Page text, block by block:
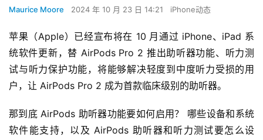
Maurice Moore 2024 年 10 月 23 日 14:21 iPhone动态
苹果（Apple）已经宣布将在 10 月通过 iPhone、iPad 系
统软件更新，替 AirPods Pro 2 推出助听器功能、听力测
试与听力保护功能，将能够解决轻度到中度听力受损的用
户，让 AirPods Pro 2 成为首款临床级别的助听器。
那到底 AirPods 助听器功能要如何启用？ 哪些设备和系统
软件能支持，以及 AirPods 助听器和听力测试要怎么设